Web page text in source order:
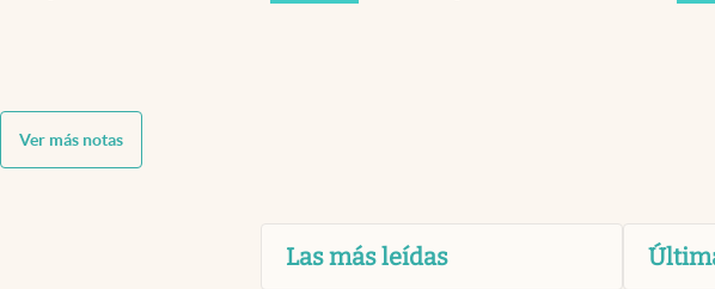
Ver más notas
Las más leídas